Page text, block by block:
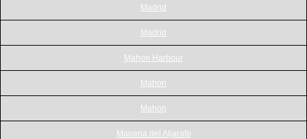
Madrid
Madrid
Mahon Harbour
Mahon
Mahon
Mairena del Aljarafe